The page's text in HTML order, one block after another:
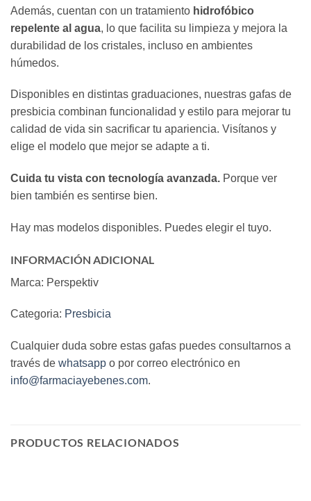
Además, cuentan con un tratamiento hidrofóbico
repelente al agua, lo que facilita su limpieza y mejora la
durabilidad de los cristales, incluso en ambientes
húmedos.
Disponibles en distintas graduaciones, nuestras gafas de
presbicia combinan funcionalidad y estilo para mejorar tu
calidad de vida sin sacrificar tu apariencia. Visítanos y
elige el modelo que mejor se adapte a ti.
Cuida tu vista con tecnología avanzada. Porque ver
bien también es sentirse bien.
Hay mas modelos disponibles. Puedes elegir el tuyo.
INFORMACIÓN ADICIONAL
Marca: Perspektiv
Categoria: Presbicia
Cualquier duda sobre estas gafas puedes consultarnos a
través de whatsapp o por correo electrónico en
info@farmaciayebenes.com.
PRODUCTOS RELACIONADOS